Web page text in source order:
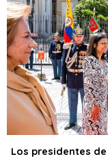
Los presidentes